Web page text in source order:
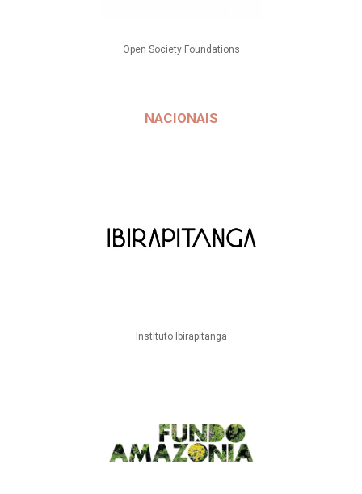
Open Society Foundations
NACIONAIS
Instituto Ibirapitanga